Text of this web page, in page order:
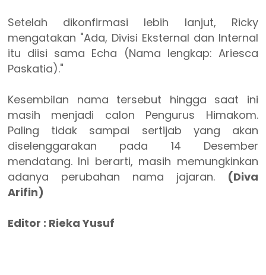
Setelah dikonfirmasi lebih lanjut, Ricky
mengatakan "Ada, Divisi Eksternal dan Internal
itu diisi sama Echa (Nama lengkap: Ariesca
Paskatia)."
Kesembilan nama tersebut hingga saat ini
masih menjadi calon Pengurus Himakom.
Paling tidak sampai sertijab yang akan
diselenggarakan pada 14 Desember
mendatang. Ini berarti, masih memungkinkan
adanya perubahan nama jajaran. (Diva
Arifin)
Editor : Rieka Yusuf